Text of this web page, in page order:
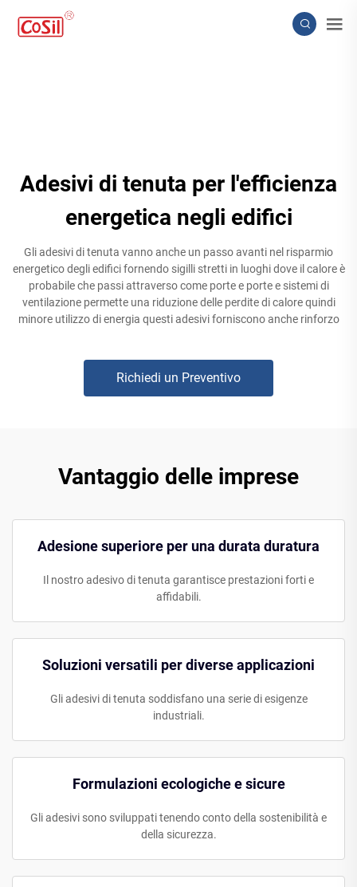
Adesivi di tenuta per l'efficienza
energetica negli edifici
Gli adesivi di tenuta vanno anche un passo avanti nel risparmio
energetico degli edifici fornendo sigilli stretti in luoghi dove il calore è
probabile che passi attraverso come porte e porte e sistemi di
ventilazione permette una riduzione delle perdite di calore quindi
minore utilizzo di energia questi adesivi forniscono anche rinforzo
Richiedi un Preventivo
Vantaggio delle imprese
Adesione superiore per una durata duratura
Il nostro adesivo di tenuta garantisce prestazioni forti e
affidabili.
Soluzioni versatili per diverse applicazioni
Gli adesivi di tenuta soddisfano una serie di esigenze
industriali.
Formulazioni ecologiche e sicure
Gli adesivi sono sviluppati tenendo conto della sostenibilità e
della sicurezza.